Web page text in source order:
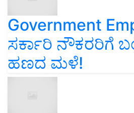
Government
ಸರ್ಕಾರಿ ನೌಕರರಿಗೆ
ಹಣದ ಮಳೆ!